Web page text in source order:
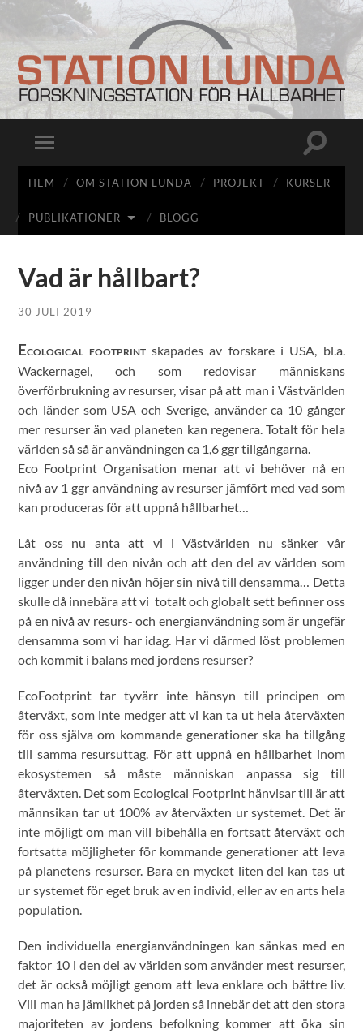
Station
Lunda
Slå
på/av
mobilmeny
Slå
HEM OM STATION LUNDA PROJEKT KURSER
PUBLIKATIONER BLOGG
Vad är hållbart?
30 JULI 2019
ECOLOGICAL FOOTPRINTskapades av forskare i USA, bl.a.
Wackernagel, och som redovisar människans
överförbrukning av resurser, visar på att man i Västvärlden
och länder som USA och Sverige, använder ca 10 gånger
mer resurser än vad planeten kan regenera. Totalt för hela
världen så så är användningen ca 1,6 ggr tillgångarna.
Eco Footprint Organisation menar att vi behöver nå en
nivå av 1 ggr användning av resurser jämfört med vad som
kan produceras för att uppnå hållbarhet…
Låt oss nu anta att vi i Västvärlden nu sänker vår
användning till den nivån och att den del av världen som
ligger under den nivån höjer sin nivå till densamma… Detta
skulle då innebära att vi totalt och globalt sett befinner oss
på en nivå av resurs- och energianvändning som är ungefär
densamma som vi har idag. Har vi därmed löst problemen
och kommit i balans med jordens resurser?
EcoFootprint tar tyvärr inte hänsyn till principen om
återväxt, som inte medger att vi kan ta ut hela återväxten
för oss själva om kommande generationer ska ha tillgång
till samma resursuttag. För att uppnå en hållbarhet inom
ekosystemen så måste människan anpassa sig till
återväxten. Det som Ecological Footprint hänvisar till är att
männsikan tar ut 100% av återväxten ur systemet. Det är
inte möjligt om man vill bibehålla en fortsatt återväxt och
fortsatta möjligheter för kommande generationer att leva
på planetens resurser. Bara en mycket liten del kan tas ut
ur systemet för eget bruk av en individ, eller av en arts hela
population.
Den individuella energianvändningen kan sänkas med en
faktor 10 i den del av världen som använder mest resurser,
det är också möjligt genom att leva enklare och bättre liv.
Vill man ha jämlikhet på jorden så innebär det att den stora
majoriteten av jordens befolkning kommer att öka sin